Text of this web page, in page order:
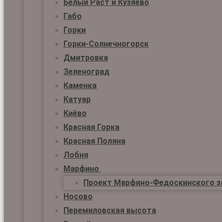
Белый Раст и Кузяево
Габо
Горки
Горки-Солнечногорск
Дмитровка
Зеленоград
Каменка
Катуар
Киёво
Красная Горка
Красная Поляна
Лобня
Марфино
Проект Марфино-Федоскинского
Носово
Перемиловская высота